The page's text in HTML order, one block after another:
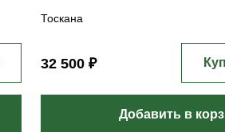
Тоскана
32 500 ₽
Добавить в